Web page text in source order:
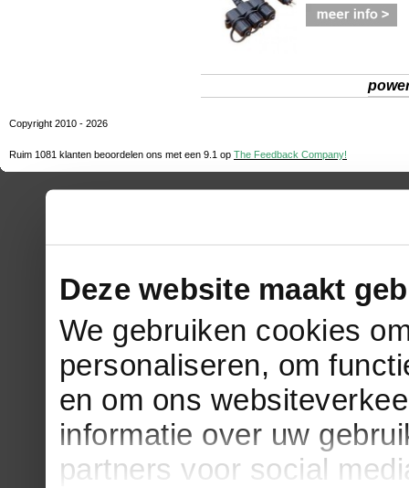
Deze website maakt
We gebruiken cookies
personaliseren, om
en om ons
informatie over uw
partners voor social
Copyright 2010 - 2026
Ruim 1081 klanten beoordelen ons met een 9.1 op The Feedback Company!